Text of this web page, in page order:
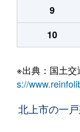
9
10
※出典：国土
s://
北上市の一